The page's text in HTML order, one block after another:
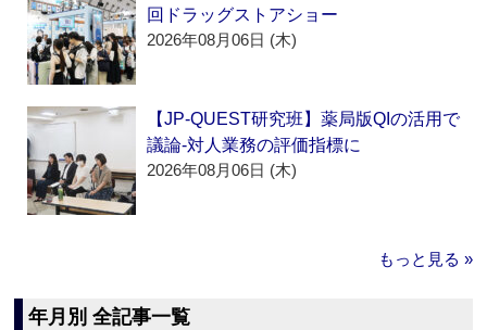
回ドラッグストアショー
2026年08月06日 (木)
【JP-QUEST研究班】薬局版QIの活用で
議論‐対人業務の評価指標に
2026年08月06日 (木)
もっと見る »
年月別 全記事一覧